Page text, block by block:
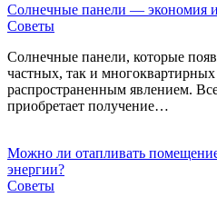
Солнечные панели — экономия
Советы
Солнечные панели, которые
частных, так и многоквартирных
распространенным явлением.
приобретает получение…
Можно ли отапливать
энергии?
Советы